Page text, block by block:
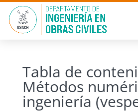
Tabla de
Métodos
ingeniería